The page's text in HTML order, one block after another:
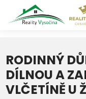
RODINNÝ
DÍLNOU A
VLČETÍNĚ U